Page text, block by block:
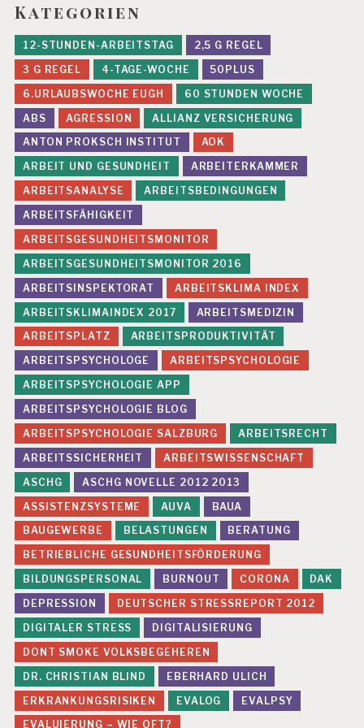
N
P
R
U
C
H
U
N
G
E
N
J
U
D
I
K
A
T
U
R
Z
U
R
E
V
A
L
U
IE
R
U
N
G
P
E
R
S
O
N
A
L
A
R
B
Kategorien
12-STUNDEN-ARBEITSTAG
2,5 G REGEL
3 G REGEL
4-TAGE-WOCHE
50PLUS
6.URLAUBSWOCHE EUGH
60 STUNDEN WOCHE
ABS
AGRESSION
ALLIANZ VERSICHERUNG
ANTON PROKSCH INSTITUT
AOK
ARBEIT UND GESUNDHEIT
ARBEITERKAMMER
ARBEITSANALYSE
ARBEITSBEDINGUNGEN
ARBEITSFÄHIGKEIT
ARBEITSGESUNDHEITSMONITOR
ARBEITSGESUNDHEITSMONITOR 2016
ARBEITSINSPEKTORAT
ARBEITSKLIMA INDEX
ARBEITSKLIMAINDEX 2017
ARBEITSMEDIZIN
ARBEITSPLATZ
ARBEITSPRODUKTIVITÄT
ARBEITSPSYCHOLOGE
ARBEITSPSYCHOLOGIE
ARBEITSPSYCHOLOGIE APP
ARBEITSPSYCHOLOGIE BLOG
ARBEITSPSYCHOLOGIE SALZBURG
ARBEITSRECHT
ARBEITSSICHERHEIT
ARBEITSWISSENSCHAFT
ASCHG
ASCHG NOVELLE 2012 2013
ASSISTENZSYSTEME
AUVA
BAUA
BAUGEWERBE
BELASTUNGEN
BERATUNG
BETRIEBLICHE GESUNDHEITSFÖRDERUNG
BILDUNGSPERSONAL
BURNOUT CORONA
DAK
DEPRESSION
DEUTSCHER STRESSREPORT 2012
DIGITALER STRESS
DIGITALISIERUNG
DONT SMOKE VOLKSBEGEHEREN
DR. CHRISTIAN BLIND
EBERHARD ULICH
ERKRANKUNGSRISIKEN
EVALOG
EVALPSY
EVALUIERUNG – WIE OFT?